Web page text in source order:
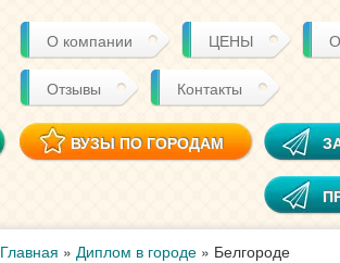
О компании ЦЕНЫ
Отзывы Контакты
ВУЗЫ ПО ГОРОДАМ
Главная » Диплом в городе» Белгороде